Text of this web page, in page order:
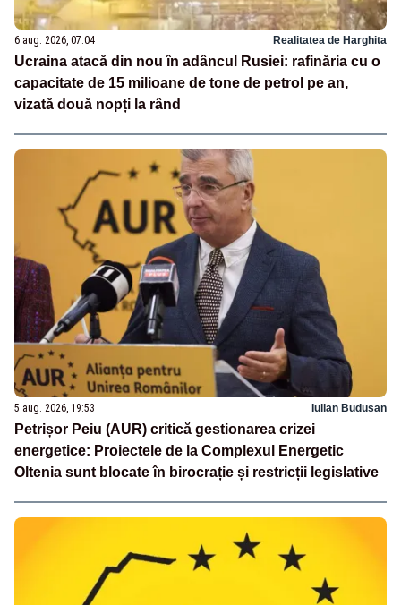
6 aug. 2026, 07:04 Realitatea de Harghita
Ucraina atacă din nou în adâncul Rusiei: rafinăria cu o
capacitate de 15 milioane de tone de petrol pe an,
vizată două nopți la rând
5 aug. 2026, 19:53 Iulian Budusan
Petrișor Peiu (AUR) critică gestionarea crizei
energetice: Proiectele de la Complexul Energetic
Oltenia sunt blocate în birocrație și restricții legislative